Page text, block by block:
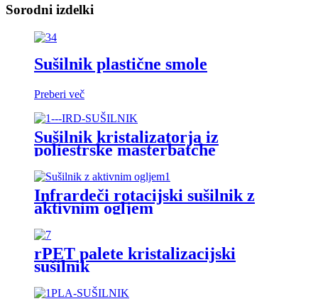
Sorodni izdelki
Sušilnik plastične smole
Preberi več
Sušilnik kristalizatorja iz
poliestrske masterbatche
Infrardeči rotacijski sušilnik z
aktivnim ogljem
rPET palete kristalizacijski
sušilnik